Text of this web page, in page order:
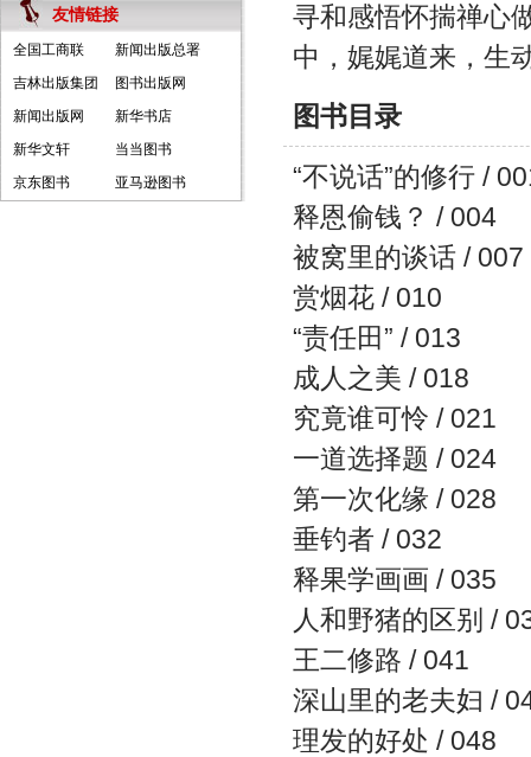
友情链接
全国工商联
新闻出版总署
吉林出版集团
图书出版网
新闻出版网
新华书店
新华文轩
当当图书
京东图书
亚马逊图书
寻和感悟怀揣禅心
中，娓娓道来，生
图书目录
“不说话”的修行 /
释恩偷钱？ / 004
被窝里的谈话 / 007
赏烟花 / 010
“责任田” / 013
成人之美 / 018
究竟谁可怜 / 021
一道选择题 / 024
第一次化缘 / 028
垂钓者 / 032
释果学画画 / 035
人和野猪的区别 /
王二修路 / 041
深山里的老夫妇 /
理发的好处 / 048